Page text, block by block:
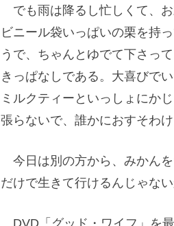
でも雨は降るし忙しくて、
ビニール袋いっぱいの栗を持
うで、ちゃんとゆでて下さっ
きっぱなしである。大喜びで
ミルクティーといっしょにか
張らないで、誰かにおすそわ
今日は別の方から、みかん
だけで生きて行けるんじゃない